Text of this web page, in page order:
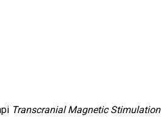
Transcranial Magnetic Stimulation